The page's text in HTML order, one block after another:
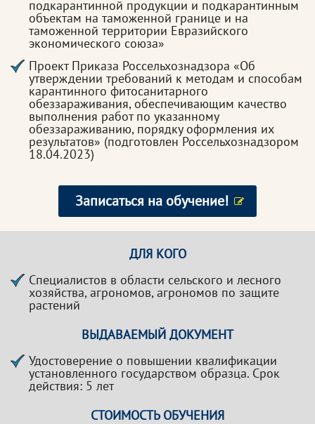
подкарантинной продукции и подкарантинным
объектам на таможенной границе и на
таможенной территории Евразийского
экономического союза»
Проект Приказа Россельхознадзора «Об
утверждении требований к методам и способам
карантинного фитосанитарного
обеззараживания, обеспечивающим качество
выполнения работ по указанному
обеззараживанию, порядку оформления их
результатов» (подготовлен Россельхознадзором
18.04.2023)
Записаться на обучение!
ДЛЯ КОГО
Специалистов в области сельского и лесного
хозяйства, агрономов, агрономов по защите
растений
ВЫДАВАЕМЫЙ ДОКУМЕНТ
Удостоверение о повышении квалификации
установленного государством образца. Срок
действия: 5 лет
СТОИМОСТЬ ОБУЧЕНИЯ